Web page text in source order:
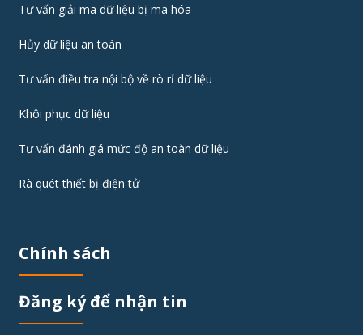
Tư vấn giải mã dữ liệu bị mã hóa
Hủy dữ liệu an toàn
Tư vấn điều tra nội bộ về rò rỉ dữ liệu
Khôi phục dữ liệu
Tư vấn đánh giá mức độ an toàn dữ liệu
Rà quét thiết bị điện tử
Chính sách
Đăng ký để nhận tin